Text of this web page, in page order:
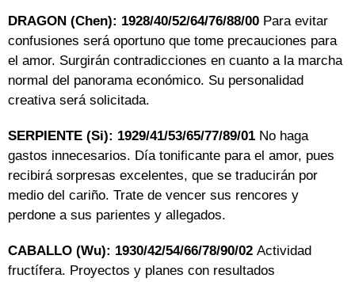
DRAGON (Chen): 1928/40/52/64/76/88/00 Para evitar
confusiones será oportuno que tome precauciones para
el amor. Surgirán contradicciones en cuanto a la marcha
normal del panorama económico. Su personalidad
creativa será solicitada.
SERPIENTE (Si): 1929/41/53/65/77/89/01 No haga
gastos innecesarios. Día tonificante para el amor, pues
recibirá sorpresas excelentes, que se traducirán por
medio del cariño. Trate de vencer sus rencores y
perdone a sus parientes y allegados.
CABALLO (Wu): 1930/42/54/66/78/90/02 Actividad
fructífera. Proyectos y planes con resultados